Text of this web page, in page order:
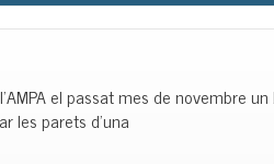
el passat mes de novembre
les parets d’una